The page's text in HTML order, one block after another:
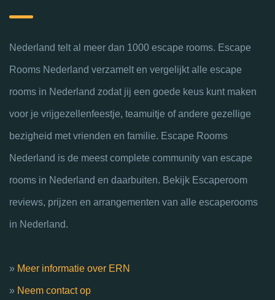
Nederland telt al meer dan 1000 escape rooms. Escape
Rooms Nederland verzamelt en vergelijkt alle escape
rooms in Nederland zodat jij een goede keus kunt maken
voor je vrijgezellenfeestje, teamuitje of andere gezellige
bezigheid met vrienden en familie. Escape Rooms
Nederland is de meest complete community van escape
rooms in Nederland en daarbuiten. Bekijk Escaperoom
reviews, prijzen en arrangementen van alle escaperooms
in Nederland.
» Meer informatie over ERN
» Neem contact op